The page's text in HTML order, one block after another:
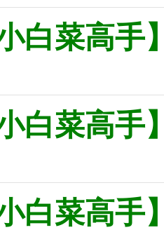
白菜高
白菜高手
白菜高手